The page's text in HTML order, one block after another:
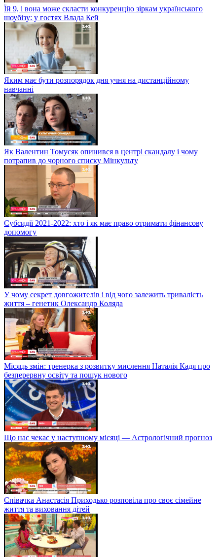
Їй 9, і вона може скласти конкуренцію зіркам українського
шоубізу: у гостях Влада Кей
Яким має бути розпорядок дня учня на дистанційному
навчанні
Як Валентин Томусяк опинився в центрі скандалу і чому
потрапив до чорного списку Мінкульту
Субсидії 2021-2022: хто і як має право отримати фінансову
допомогу
У чому секрет довгожителів і від чого залежить тривалість
життя – генетик Олександр Коляда
Місяць змін: тренерка з розвитку мислення Наталія Кадя про
безперервну освіту та пошук нового
Що нас чекає у наступному місяці — Астрологічний прогноз
Співачка Анастасія Приходько розповіла про своє сімейне
життя та виховання дітей